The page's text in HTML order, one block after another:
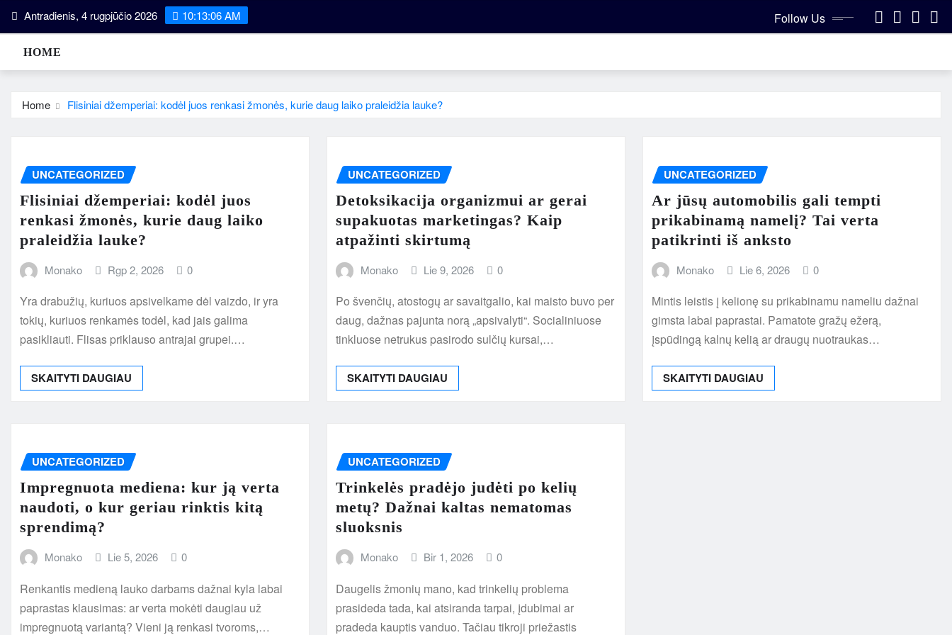
Skip
content
Antradienis, 4 rugpjūčio 2026 10:13:06 AM Follow Us
HOME
Home Flisiniai džemperiai: kodėl juos renkasi žmonės, kurie daug laiko praleidžia lauke?
UNCATEGORIZED
Flisiniai džemperiai: kodėl juos
renkasi žmonės, kurie daug laiko
praleidžia lauke?
Monako Rgp 2, 2026 0
Yra drabužių, kuriuos apsivelkame dėl vaizdo, ir yra
tokių, kuriuos renkamės todėl, kad jais galima
pasikliauti. Flisas priklauso antrajai grupei.…
SKAITYTI DAUGIAU
UNCATEGORIZED
Detoksikacija organizmui ar gerai
supakuotas marketingas? Kaip
atpažinti skirtumą
Monako Lie 9, 2026 0
Po švenčių, atostogų ar savaitgalio, kai maisto buvo per
daug, dažnas pajunta norą „apsivalyti“. Socialiniuose
tinkluose netrukus pasirodo sulčių kursai,…
SKAITYTI DAUGIAU
UNCATEGORIZED
Ar jūsų automobilis gali tempti
prikabinamą namelį? Tai verta
patikrinti iš anksto
Monako Lie 6, 2026 0
Mintis leistis į kelionę su prikabinamu nameliu dažnai
gimsta labai paprastai. Pamatote gražų ežerą,
įspūdingą kalnų kelią ar draugų nuotraukas…
SKAITYTI DAUGIAU
UNCATEGORIZED
Impregnuota mediena: kur ją verta
naudoti, o kur geriau rinktis kitą
sprendimą?
Monako Lie 5, 2026 0
Renkantis medieną lauko darbams dažnai kyla labai
paprastas klausimas: ar verta mokėti daugiau už
impregnuotą variantą? Vieni ją renkasi tvoroms,…
UNCATEGORIZED
Trinkelės pradėjo judėti po kelių
metų? Dažnai kaltas nematomas
sluoksnis
Monako Bir 1, 2026 0
Daugelis žmonių mano, kad trinkelių problema
prasideda tada, kai atsiranda tarpai, įdubimai ar
pradeda kauptis vanduo. Tačiau tikroji priežastis